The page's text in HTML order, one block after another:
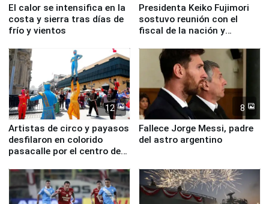
El calor se intensifica en la
costa y sierra tras días de
frío y vientos
Presidenta Keiko Fujimori
sostuvo reunión con el
fiscal de la nación y
12
Artistas de circo y payasos
desfilaron en colorido
pasacalle por el centro de
8
Fallece Jorge Messi, padre
del astro argentino